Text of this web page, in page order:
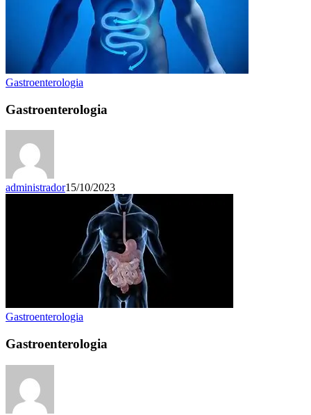
Gastroenterologia
Gastroenterologia
administrador15/10/2023
Gastroenterologia
Gastroenterologia